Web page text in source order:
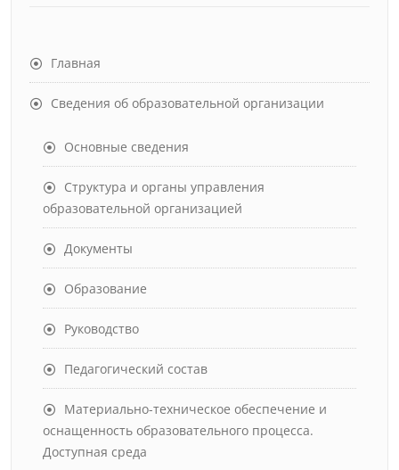
Главная
Сведения об образовательной организации
Основные сведения
Структура и органы управления
образовательной организацией
Документы
Образование
Руководство
Педагогический состав
Материально-техническое обеспечение и
оснащенность образовательного процесса.
Доступная среда